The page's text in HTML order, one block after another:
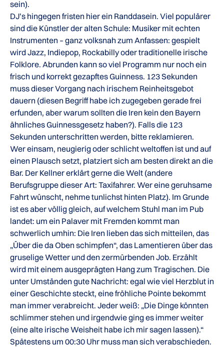
sein).
DJ’s hingegen fristen hier ein Randdasein. Viel populärer
sind die Künstler der alten Schule: Musiker mit echten
Instrumenten – ganz volksnah zum Anfassen: gespielt
wird Jazz, Indiepop, Rockabilly oder traditionelle irische
Folklore. Abrunden kann so viel Programm nur noch ein
frisch und korrekt gezapftes Guinness. 123 Sekunden
muss dieser Vorgang nach irischem Reinheitsgebot
dauern (diesen Begriff habe ich zugegeben gerade frei
erfunden, aber warum sollten die Iren kein den Bayern
ähnliches Guinnessgesetz haben?). Falls die 123
Sekunden unterschritten werden, bitte reklamieren.
Wer einsam, neugierig oder schlicht weltoffen ist und auf
einen Plausch setzt, platziert sich am besten direkt an die
Bar. Der Kellner erklärt gerne die Welt (andere
Berufsgruppe dieser Art: Taxifahrer. Wer eine geruhsame
Fahrt wünscht, nehme tunlichst hinten Platz). Im Grunde
ist es aber völlig gleich, auf welchem Stuhl man im Pub
landet: um ein Palaver mit Fremden kommt man
schwerlich umhin: Die Iren lieben das sich mitteilen, das
„Über die da Oben schimpfen“, das Lamentieren über das
gruselige Wetter und den zermürbenden Job. Erzählt
wird mit einem ausgeprägten Hang zum Tragischen. Die
unter Umständen gute Nachricht: egal wie viel Herzblut in
einer Geschichte steckt, eine fröhliche Pointe bekommt
man immer verabreicht. Jeder weiß: „Die Dinge könnten
schlimmer stehen und irgendwie ging es immer weiter
(eine alte irische Weisheit habe ich mir sagen lassen).“
Spätestens um 00:30 Uhr muss man sich verabschieden.